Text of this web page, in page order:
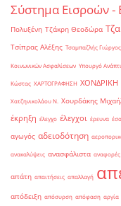
Σύστημα Εισροών -
Πολυξένη Τζάκρη Θεοδώρα
Τσίπρας Αλέξης Τσαμπαζλής Γιώργος
Κοινωνικών Ασφαλίσεων Υπουργό
Κώστας ΧΑΡΤΟΓΡΑΦΗΣΗ ΧΟΝΔΡΙΚΗ
Χατζηνικολάου Ν. Χουρδάκης
έκρηξη έλεγχο έλεγχοι έρευνα
αγωγός αδειοδότηση
ανακαλύψεις ανασφάλιστα αναφορές
απάτη απαιτήσεις απαλλαγή
απόδειξη απόσυρση απόφαση αργία